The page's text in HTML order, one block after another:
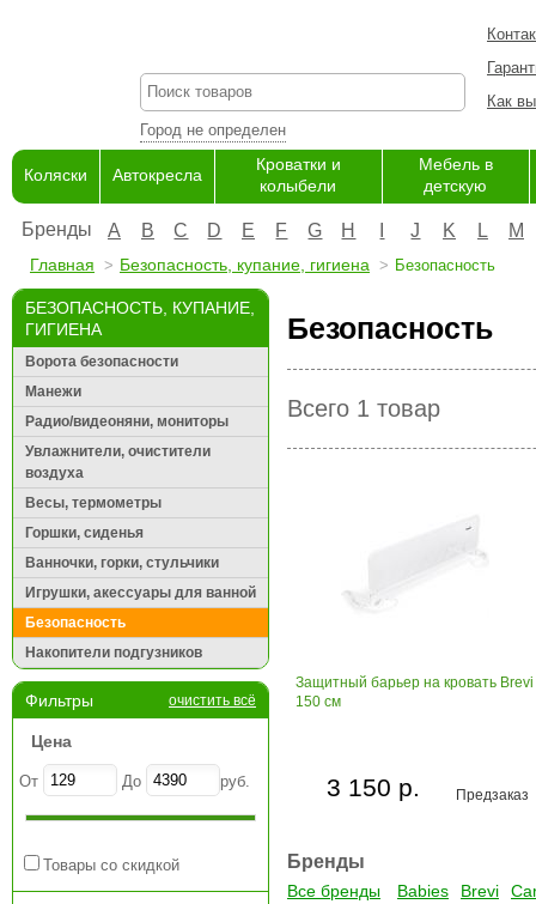
Город не определен
Как
Коляски Автокресла
Кроватки и
колыбели
Мебель в
детскую
Бренды A B C D E F G H J K L M
Главная Безопасность, купание, гигиена Безопасность
БЕЗОПАСНОСТЬ, КУПАНИЕ,
ГИГИЕНА
Ворота безопасности
Манежи
Радио/видеоняни, мониторы
Увлажнители, очистители
воздуха
Весы, термометры
Горшки, сиденья
Ванночки, горки, стульчики
Игрушки, акессуары для ванной
Безопасность
Накопители подгузников
Фильтры очистить всё
Цена
От До руб.
Товары со скидкой
Безопасность
Всего 1 товар
Защитный барьер на кровать Brevi
150 см
Предзаказ
3 150 р.
Бренды
Все бренды Babies Brevi